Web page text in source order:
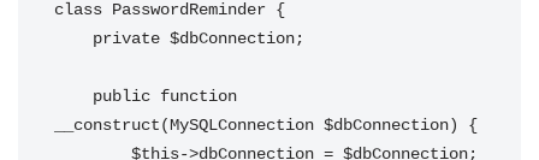
class PasswordReminder {
__construct(MySQLConnection $dbConnection) {